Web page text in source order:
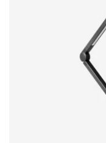
Kelvin-nummer op
van de lamp afgeeft;
hoge kant van de
wat meer roodachtig,
krijg je een
is om in te werken is
het aparte (wittere)
als u voor een scherm
bureaulamp kunt
aan te passen aan uw